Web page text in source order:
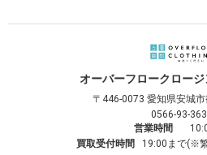
オーバーフロークロージ
〒446-0073 愛知県安城
0566-93-
営業時間
買取受付時間
19:00まで(※